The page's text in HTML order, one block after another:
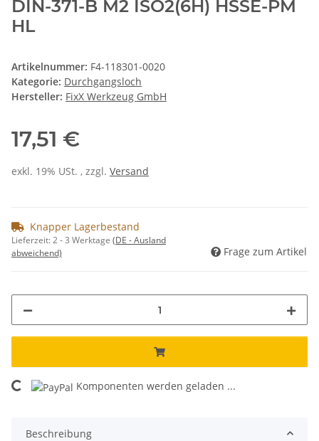
DIN-371-B M2 ISO2(6H) HSSE-PM
HL
Artikelnummer: F4-118301-0020
Kategorie: Durchgangsloch
Hersteller: FixX Werkzeug GmbH
17,51 €
exkl. 19% USt. , zzgl. Versand
Knapper Lagerbestand
Lieferzeit:2 - 3 Werktage (DE - Ausland
abweichend)
Frage zum Artikel
Loading... Komponenten werden geladen ...
Beschreibung